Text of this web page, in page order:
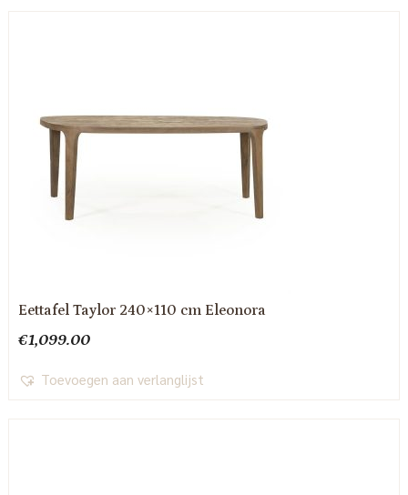
Eettafel Taylor 240×110 cm Eleonora
€1,099.00
Toevoegen aan verlanglijst